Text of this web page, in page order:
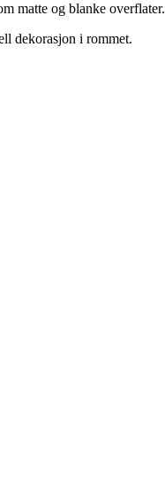
matte og blanke overflater.
dekorasjon i rommet.